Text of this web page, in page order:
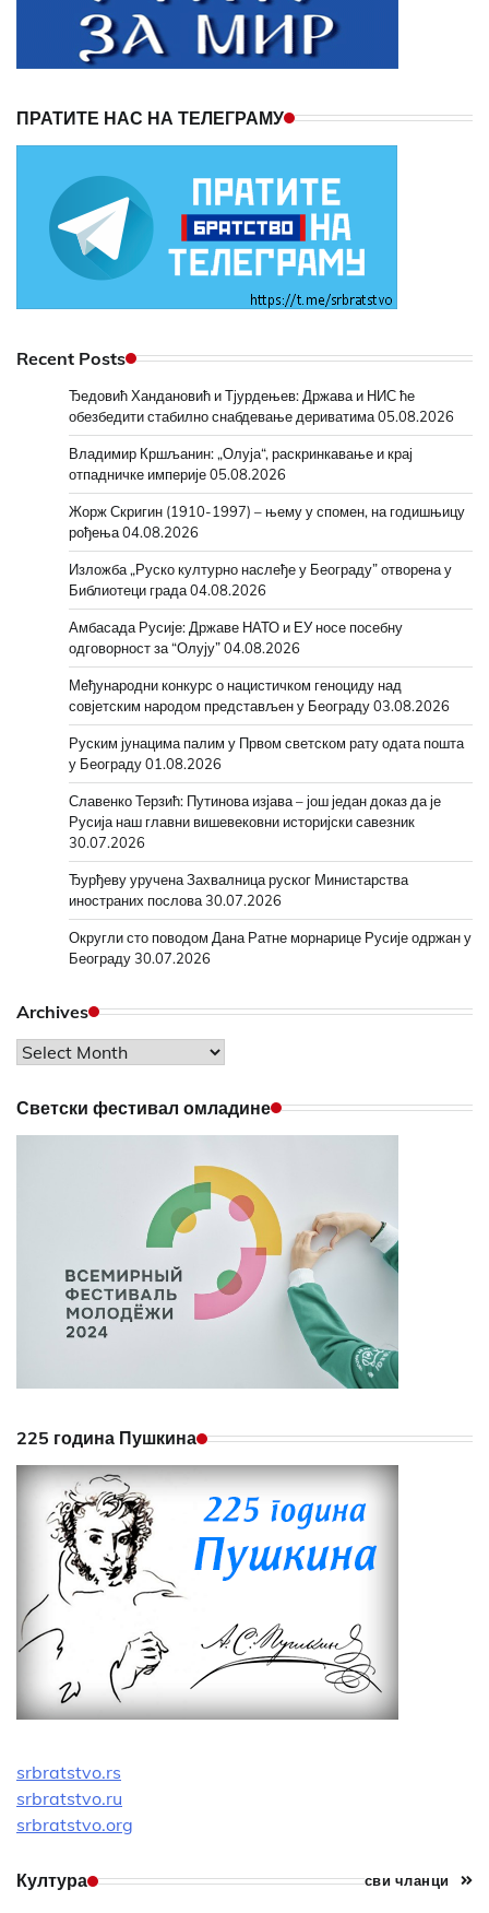
ПРАТИТЕ НАС НА ТЕЛЕГРАМУ
Recent Posts
Ђедовић Хандановић и Тјурдењев: Држава и НИС ће
обезбедити стабилно снабдевање дериватима05.08.2026
Владимир Кршљанин: „Олуја“, раскринкавање и крај
отпадничке империје05.08.2026
Жорж Скригин (1910-1997) – њему у спомен, на годишњицу
рођења04.08.2026
Изложба „Руско културно наслеђе у Београду” отворена у
Библиотеци града04.08.2026
Амбасада Русије: Државе НАТО и ЕУ носе посебну
одговорност за “Олују”04.08.2026
Међународни конкурс о нацистичком геноциду над
совјетским народом представљен у Београду03.08.2026
Руским јунацима палим у Првом светском рату одата пошта
у Београду01.08.2026
Славенко Терзић: Путинова изјава – још један доказ да је
Русија наш главни вишевековни историјски савезник
30.07.2026
Ђурђеву уручена Захвалница руског Министарства
иностраних послова30.07.2026
Округли сто поводом Дана Ратне морнарице Русије одржан у
Београду30.07.2026
Archives
Archives
Светски фестивал омладине
225 година Пушкина
srbratstvo.rs
srbratstvo.ru
srbratstvo.org
Култура сви чланци